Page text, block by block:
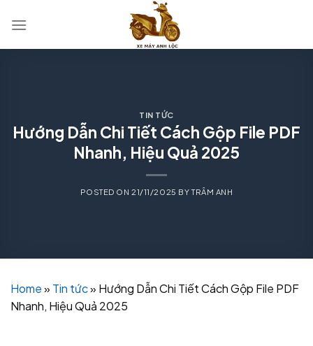
TIN TỨC
Hướng Dẫn Chi Tiết Cách Gộp File PDF
Nhanh, Hiệu Quả 2025
POSTED ON21/11/2025 BYTRÂM ANH
Home» Tin tức» Hướng Dẫn Chi Tiết Cách Gộp File PDF
Nhanh, Hiệu Quả 2025